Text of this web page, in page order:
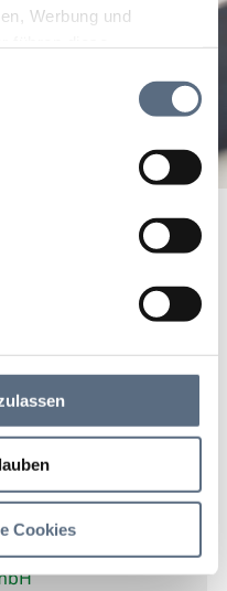
Werbung und
haben oder die
Dienste gesammelt
Cookies
Lidl